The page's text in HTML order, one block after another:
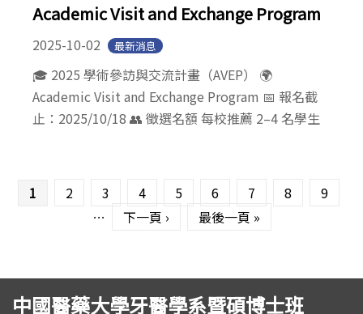
Academic Visit and Exchange Program
2025-10-02 最新消息
🎓 2025 學術參訪與交流計畫（AVEP） 🌍
Academic Visit and Exchange Program 📅 報名截
止：2025/10/18 👥 徵選名額 每校推薦 2–4 名學生
1 2 3 4 5 6 7 8
9
…
下一頁 › 最後一頁 »
中國醫藥大學牙醫學系暨碩博士班